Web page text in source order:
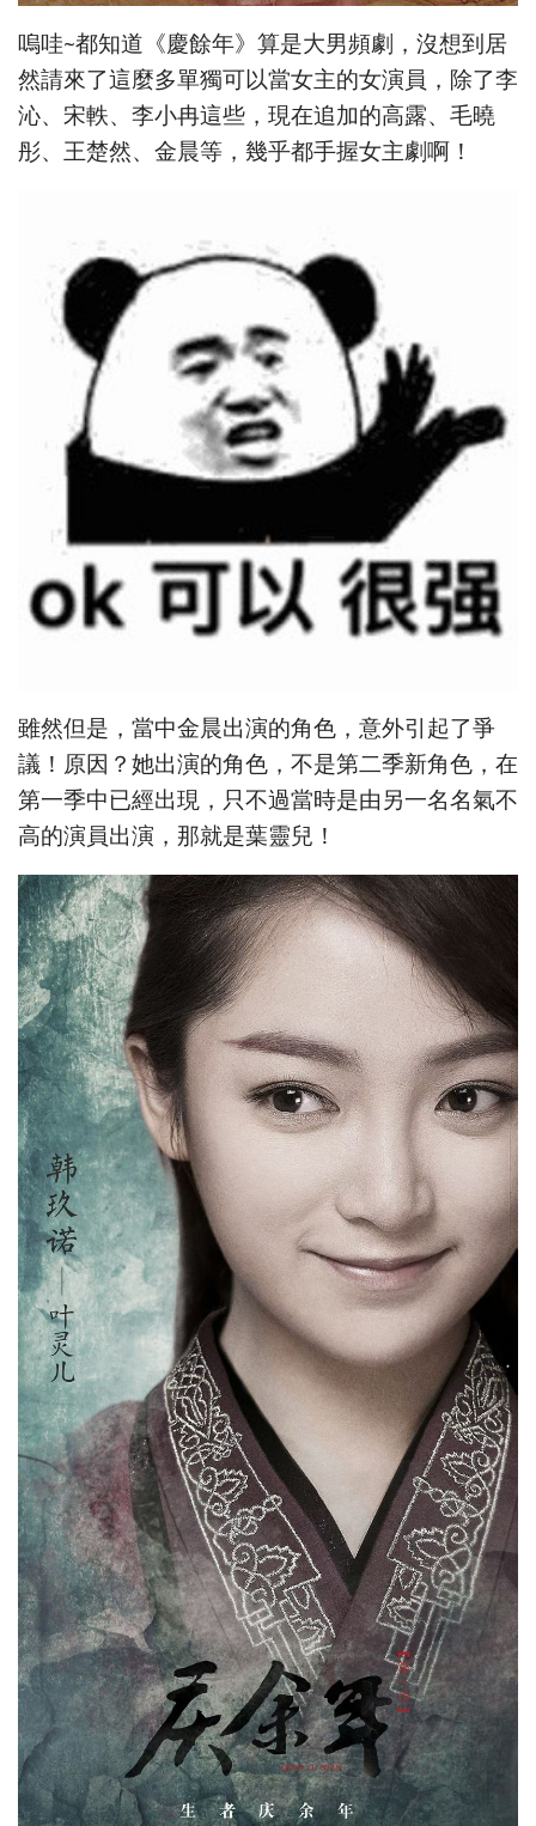
嗚哇~都知道《慶餘年》算是大男頻劇，沒想到居
然請來了這麼多單獨可以當女主的女演員，除了李
沁、宋軼、李小冉這些，現在追加的高露、毛曉
彤、王楚然、金晨等，幾乎都手握女主劇啊！
雖然但是，當中金晨出演的角色，意外引起了爭
議！原因？她出演的角色，不是第二季新角色，在
第一季中已經出現，只不過當時是由另一名名氣不
高的演員出演，那就是葉靈兒！